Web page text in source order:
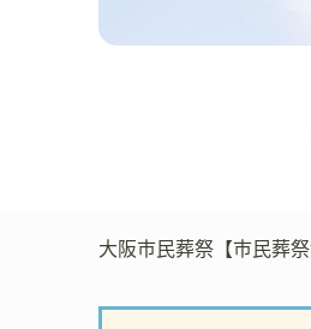
大阪市民葬祭【市民葬